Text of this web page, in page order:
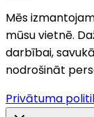
Mēs
mūsu vietnē.
darbībai,
nodrošināt
Privātuma